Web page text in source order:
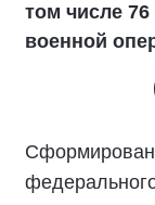
том числе
военной